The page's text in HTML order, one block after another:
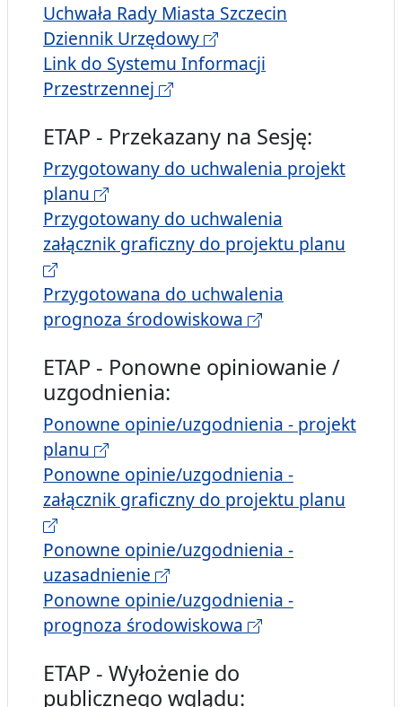
Uchwała Rady Miasta Szczecin
Dziennik Urzędowy
Link do Systemu Informacji
Przestrzennej
ETAP - Przekazany na Sesję:
Przygotowany do uchwalenia projekt
planu
Przygotowany do uchwalenia
załącznik graficzny do projektu planu
Przygotowana do uchwalenia
prognoza środowiskowa
ETAP - Ponowne opiniowanie /
uzgodnienia:
Ponowne opinie/uzgodnienia - projekt
planu
Ponowne opinie/uzgodnienia -
załącznik graficzny do projektu planu
Ponowne opinie/uzgodnienia -
uzasadnienie
Ponowne opinie/uzgodnienia -
prognoza środowiskowa
ETAP - Wyłożenie do
publicznego wglądu: